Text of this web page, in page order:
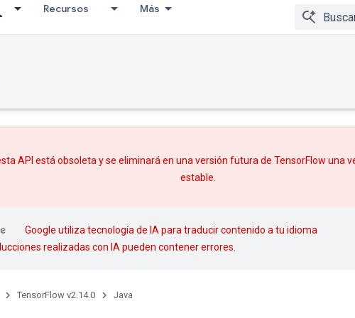
Recursos Más
API está obsoleta y se eliminará en una versión futura de TensorFlow una
estable.
Google utiliza tecnología de IA para traducir contenido a tu idioma
realizadas con IA pueden contener errores.
TensorFlow v2.14.0 Java